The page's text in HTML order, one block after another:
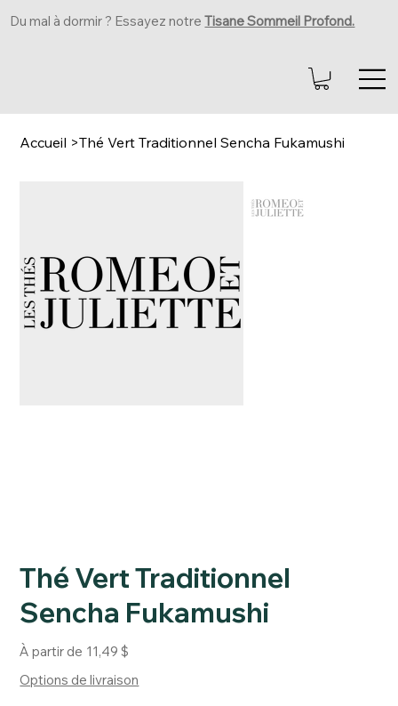
Du mal à dormir ? Essayez notreTisane Sommeil Profond.
Accueil >Thé Vert Traditionnel Sencha Fukamushi
Thé Vert Traditionnel
Sencha Fukamushi
À partir de Prix
11,49 $
Options de livraison